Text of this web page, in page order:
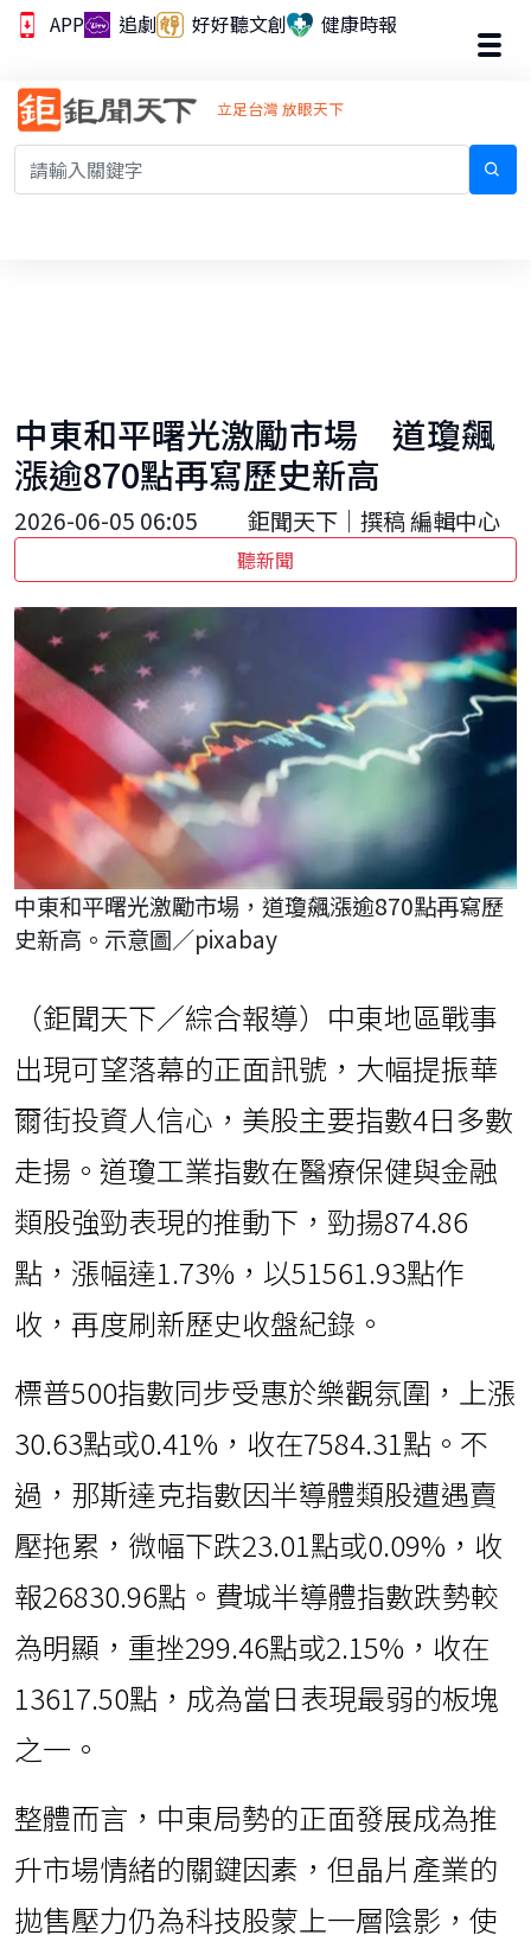
APP 追劇 好好聽文創 健康時報
立足台灣 放眼天下
中東和平曙光激勵市場 道瓊飆
漲逾870點再寫歷史新高
2026-06-05 06:05 鉅聞天下｜撰稿 編輯中心
聽新聞
中東和平曙光激勵市場，道瓊飆漲逾870點再寫歷
史新高。示意圖／pixabay
（鉅聞天下／綜合報導）中東地區戰事
出現可望落幕的正面訊號，大幅提振華
爾街投資人信心，美股主要指數4日多數
走揚。道瓊工業指數在醫療保健與金融
類股強勁表現的推動下，勁揚874.86
點，漲幅達1.73%，以51561.93點作
收，再度刷新歷史收盤紀錄。
標普500指數同步受惠於樂觀氛圍，上漲
30.63點或0.41%，收在7584.31點。不
過，那斯達克指數因半導體類股遭遇賣
壓拖累，微幅下跌23.01點或0.09%，收
報26830.96點。費城半導體指數跌勢較
為明顯，重挫299.46點或2.15%，收在
13617.50點，成為當日表現最弱的板塊
之一。
整體而言，中東局勢的正面發展成為推
升市場情緒的關鍵因素，但晶片產業的
拋售壓力仍為科技股蒙上一層陰影，使